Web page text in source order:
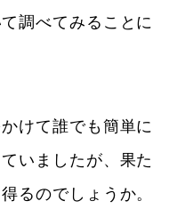
調べてみることに
けて誰でも簡単に
いましたが、果た
るのでしょうか。